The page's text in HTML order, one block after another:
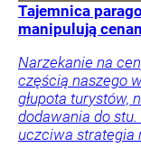
Tajemnica
manipulują
Narzekanie na
częścią naszego
głupota turystów,
dodawania do
uczciwa strategia